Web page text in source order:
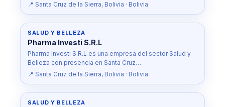
📍 Santa Cruz de la Sierra, Bolivia · Bolivia
SALUD Y BELLEZA
Pharma Investi S.R.L
Pharma Investi S.R.L es una empresa del sector Salud y
Belleza con presencia en Santa Cruz…
📍 Santa Cruz de la Sierra, Bolivia · Bolivia
SALUD Y BELLEZA